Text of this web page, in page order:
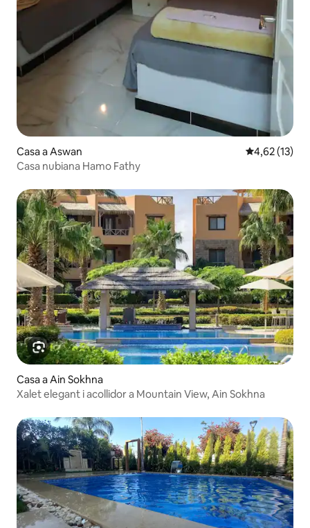
Casa a Aswan 4,62 de
4,62 (13)
Casa nubiana Hamo Fathy
Casa a Ain Sokhna
Xalet elegant i acollidor a Mountain View, Ain Sokhna